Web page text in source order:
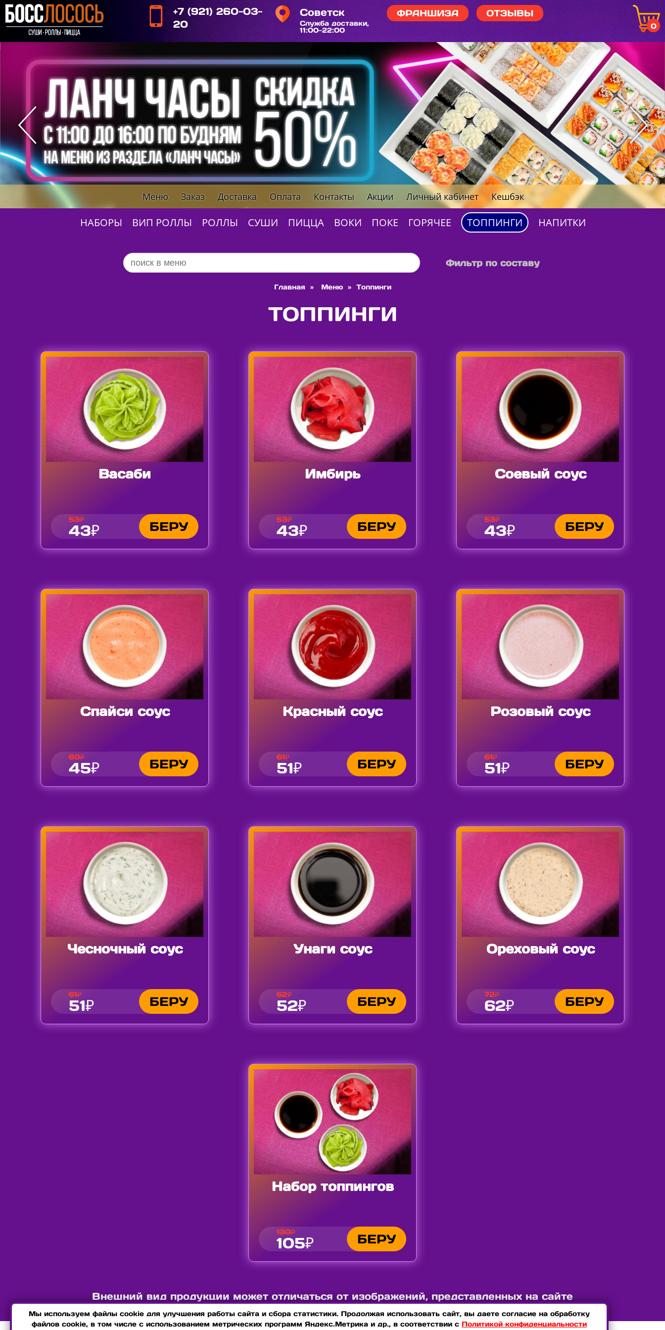
+7 (921) 260-03-
20
Советск
Служба доставки,
11:00-22:00 0
ФРАНШИЗА ОТЗЫВЫ
Меню Заказ Доставка Оплата Контакты Акции Личный кабинет Кешбэк
НАБОРЫ ВИП РОЛЛЫ РОЛЛЫ СУШИ ПИЦЦА ВОКИ ПОКЕ ГОРЯЧЕЕ ТОППИНГИ НАПИТКИ
Фильтр по составу
Главная » Меню» Топпинги
ТОППИНГИ
Васаби
53₽
43₽ БЕРУ
Имбирь
53₽
43₽ БЕРУ
Соевый соус
53₽
43₽ БЕРУ
Спайси соус
60₽
45₽ БЕРУ
Красный соус
61₽
51₽ БЕРУ
Розовый соус
61₽
51₽ БЕРУ
Чесночный соус
61₽
51₽ БЕРУ
Унаги соус
62₽
52₽ БЕРУ
Ореховый соус
72₽
62₽ БЕРУ
Набор топпингов
130₽
105₽ БЕРУ
Внешний вид продукции может отличаться от изображений, представленных на сайте
Мы используем файлы cookie для улучшения работы сайта и сбора статистики. Продолжая использовать сайт, вы даете согласие на обработку
файлов cookie, в том числе с использованием метрических программ Яндекс.Метрика и др., в соответствии с Политикой конфиденциальности